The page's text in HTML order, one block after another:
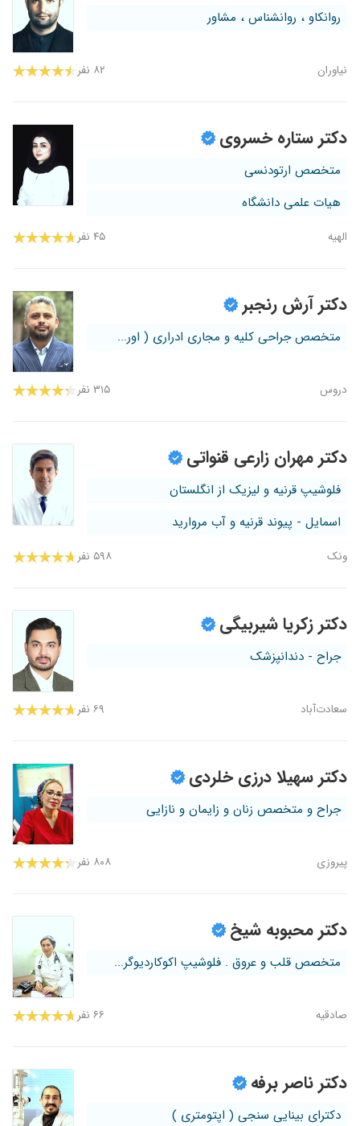
روانکاو ، روانشناس ، مشاور
نیاوران ۸۲ نفر
دکتر ستاره خسروی
متخصص ارتودنسی
هیات علمی دانشگاه
الهیه ۴۵ نفر
دکتر آرش رنجبر
متخصص جراحی کلیه و مجاری ادراری ( اور...
دروس ۳۱۵ نفر
دکتر مهران زارعی قنواتی
فلوشیپ قرنیه و لیزیک از انگلستان
اسمایل - پیوند قرنیه و آب مروارید
ونک ۵۹۸ نفر
دکتر زکریا شیربیگی
جراح - دندانپزشک
سعادت‌آباد ۶۹ نفر
دکتر سهیلا درزی خلردی
جراح و متخصص زنان و زایمان و نازایی
پیروزی ۸۰۸ نفر
دکتر محبوبه شیخ
متخصص قلب و عروق . فلوشیپ اکوکاردیوگر...
صادقیه ۶۶ نفر
دکتر ناصر برفه
دکترای بینایی سنجی ( اپتومتری )